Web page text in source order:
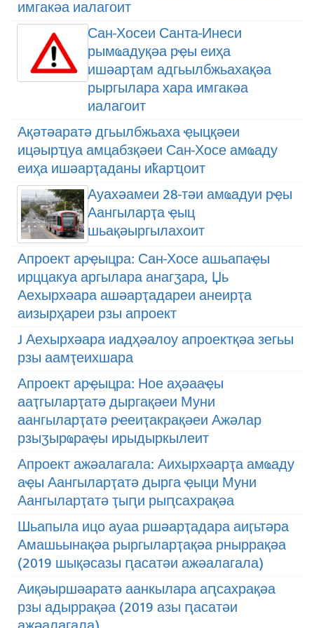
имгакәа иалагоит
Сан-Хосеи Санта-Инеси
рымҩадуқәа рҿы еиҳа
ишәарҭам адгьылбжьахақәа
рыргылара хара имгакәа
иалагоит
Ақәтәаратә дгьылбжьаха ҿыцқәеи
ицәырҵуа амцабзқәеи Сан-Хосе амҩаду
еиҳа ишәарҭаданы иҟарҵоит
Ауахәамеи 28-тәи амҩадуи рҿы
Аангыларҭа ҿыц
шьақәыргылахоит
Апроект арҿыцра: Сан-Хосе ашьапаҿы
ирццакуа аргылара анагӡара, Џь
Аехырхәара ашәарҭадареи анеирҭа
аизырҳареи рзы апроект
J Аехырхәара иадҳәалоу апроектқәа зегьы
рзы аамҭеихшара
Апроект арҿыцра: Ное аҳәааҿы
ааҭгыларҭатә дыргақәеи Муни
аангыларҭатә рҽеиҭакрақәеи Ажәлар
рзыӡырҩраҿы ирыдыркылеит
Апроект ажәалагала: Аихырхәарҭа амҩаду
аҿы Аангыларҭатә дырга ҿыци Муни
Аангыларҭатә ҭыԥи рыԥсахрақәа
Шьапыла ицо ауаа ршәарҭадара аиӷьтәра
Амашьынақәа рыргыларҭақәа рныррақәа
(2019 шықәсазы ԥасатәи ажәалагала)
Аиқәыршәаратә аанкылара аԥсахрақәа
рзы адыррақәа (2019 азы ԥасатәи